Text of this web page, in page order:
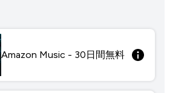
Amazon Music - 30日間無料